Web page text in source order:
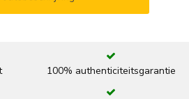
100% authenticiteitsgarantie